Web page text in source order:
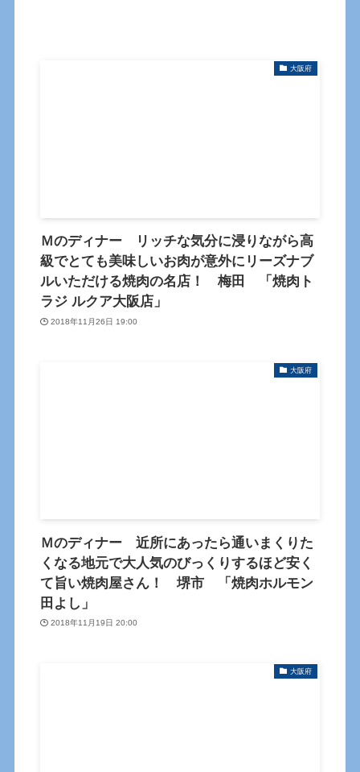
大阪府
Ｍのディナー リッチな気分に浸りながら高
級でとても美味しいお肉が意外にリーズナブ
ルいただける焼肉の名店！ 梅田 「焼肉ト
ラジ ルクア大阪店」
2018年11月26日 19:00
大阪府
Ｍのディナー 近所にあったら通いまくりた
くなる地元で大人気のびっくりするほど安く
て旨い焼肉屋さん！ 堺市 「焼肉ホルモン
田よし」
2018年11月19日 20:00
大阪府